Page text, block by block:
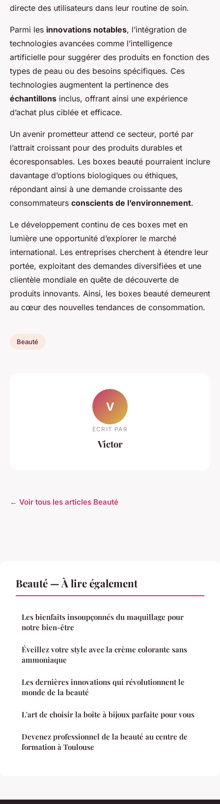
directe des utilisateurs dans leur routine de soin.
Parmi les innovations notables, l’intégration de
technologies avancées comme l’intelligence
artificielle pour suggérer des produits en fonction des
types de peau ou des besoins spécifiques. Ces
technologies augmentent la pertinence des
échantillons inclus, offrant ainsi une expérience
d’achat plus ciblée et efficace.
Un avenir prometteur attend ce secteur, porté par
l’attrait croissant pour des produits durables et
écoresponsables. Les boxes beauté pourraient inclure
davantage d’options biologiques ou éthiques,
répondant ainsi à une demande croissante des
consommateurs conscients de l’environnement.
Le développement continu de ces boxes met en
lumière une opportunité d’explorer le marché
international. Les entreprises cherchent à étendre leur
portée, exploitant des demandes diversifiées et une
clientèle mondiale en quête de découverte de
produits innovants. Ainsi, les boxes beauté demeurent
au cœur des nouvelles tendances de consommation.
Beauté
V
ECRIT PAR
Victor
← Voir tous les articles Beauté
Beauté — À lire également
Les bienfaits insoupçonnés du maquillage pour
notre bien-être
Éveillez votre style avec la crème colorante sans
ammoniaque
Les dernières innovations qui révolutionnent le
monde de la beauté
L'art de choisir la boîte à bijoux parfaite pour vous
Devenez professionnel de la beauté au centre de
formation à Toulouse